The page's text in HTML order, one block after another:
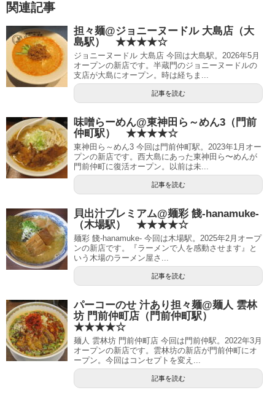
関連記事
担々麺@ジョニーヌードル 大島店（大
島駅） ★★★★☆
ジョニーヌードル 大島店 今回は大島駅。2026年5月
オープンの新店です。半蔵門のジョニーヌードルの
支店が大島にオープン。時は経ちま...
記事を読む
味噌らーめん@東神田ら～めん3（門前
仲町駅） ★★★★☆
東神田ら～めん3 今回は門前仲町駅。2023年1月オー
プンの新店です。西大島にあった東神田ら〜めんが
門前仲町に復活オープン。以前は未...
記事を読む
貝出汁プレミアム@麺彩 餞-hanamuke-
（木場駅） ★★★★☆
麺彩 餞-hanamuke- 今回は木場駅。2025年2月オープ
ンの新店です。『ラーメンで人を感動させます』と
いう木場のラーメン屋さ...
記事を読む
パーコーのせ 汁あり担々麺@麺人 雲林
坊 門前仲町店（門前仲町駅）
★★★★☆
麺人 雲林坊 門前仲町店 今回は門前仲駅。2022年3月
オープンの新店です。雲林坊の新店が門前仲町にオ
ープン。今回はコンセプトを変え...
記事を読む